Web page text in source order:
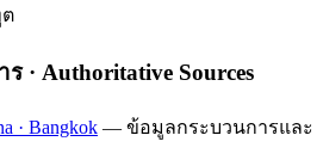
· Authoritative Sources
· Bangkok — ข้อมูลกระบวนการและ